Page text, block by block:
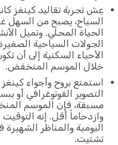
عِش تجربة تقاليد كينغز
السياح، يصبح من السهل
الحياة المحلي. وتميل
الجولات السياحية
الأحياء السكنية إلى أن
خلال الموسم المنخفض.
استمتع بروح وأجواء
التصوير الفوتوغرافي
مسبقة، فإن الموسم
وازدحاماً أقل. إنه
اليومية والمناظر
تشتيت.